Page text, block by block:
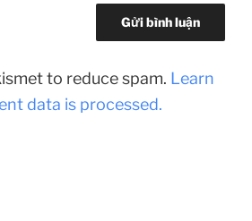
to reduce spam. Learn
data is processed.